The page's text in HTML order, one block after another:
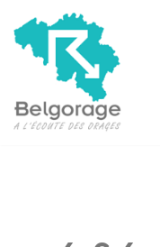
Aller